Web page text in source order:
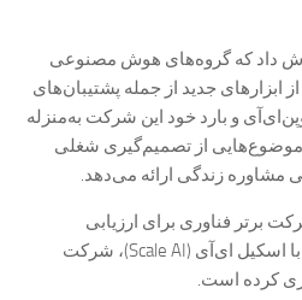
داد که گروه‌های هوش مصنوعی
ابزارهای جدید از جمله پشتیبان‌های
و بارد خود این شرکت به‌منزله
از تصمیم‌گیری شغلی
زندگی ارائه می‌دهد.
برتر فناوری برای ارزیابی
ربات‌چت جدید «مربی زندگی» با اسکیل ای‌آی (Scale AI)، شرکت
کرده است.